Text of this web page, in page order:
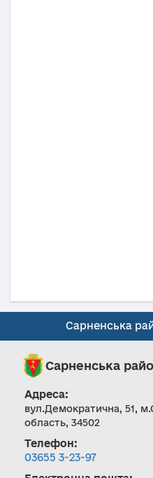
Сарненська
Сарненська
Адреса:
вул.Демократична, 51,
область, 34502
Телефон:
03655 3-23-97